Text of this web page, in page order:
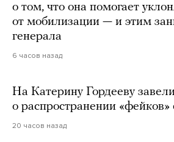
о том, что она помогает
от мобилизации — и этим
генерала
6 часов назад
На Катерину Гордееву
о распространении
20 часов назад